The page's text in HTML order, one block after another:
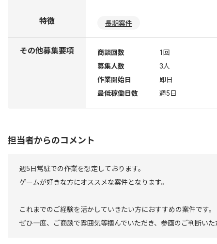
特徴 長期案件
その他募集要項 商談回数
1回
募集人数
3人
作業開始日
即日
最低稼働日数
週5日
担当者からのコメント
週5日常駐での作業を想定しております。
ゲームが好きな方にオススメな案件となります。
これまでのご経験を活かしていきたい方におすすめの案件です。
ぜひ一度、ご商談で雰囲気等掴んでいただき、参画のご判断い